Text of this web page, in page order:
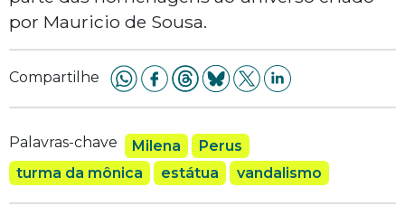
por Mauricio de Sousa.
Compartilhe
Palavras-chave Milena
Perus
turma da mônica
estátua vandalismo